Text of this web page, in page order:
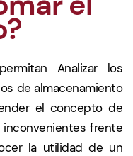
Analizar los
de almacenamiento
el concepto de
frente
la utilidad de un